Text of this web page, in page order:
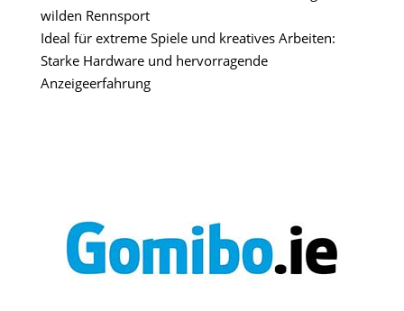
wilden Rennsport
Ideal für extreme Spiele und kreatives Arbeiten:
Starke Hardware und hervorragende
Anzeigeerfahrung